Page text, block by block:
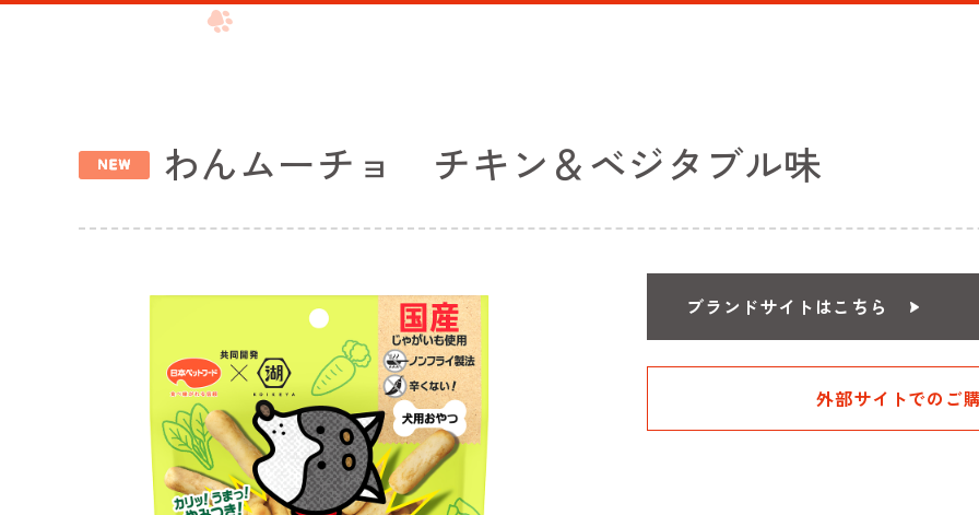
わんムーチョ チキン＆ベジタブル味
ブランドサイトはこちら
外部サイトでのご